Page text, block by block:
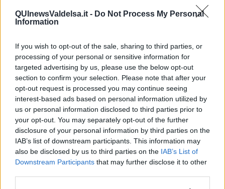
QUInewsValdelsa.it - Do Not Process My Personal
Information
If you wish to opt-out of the sale, sharing to third parties, or
processing of your personal or sensitive information for
targeted advertising by us, please use the below opt-out
section to confirm your selection. Please note that after your
opt-out request is processed you may continue seeing
interest-based ads based on personal information utilized by
us or personal information disclosed to third parties prior to
your opt-out. You may separately opt-out of the further
disclosure of your personal information by third parties on the
IAB’s list of downstream participants. This information may
also be disclosed by us to third parties on the IAB’s List of
Downstream Participants that may further disclose it to other
BARBERINO VAL D'ELSA —I colori del grande jazz firmato Paolo
Fresu nell’esclusiva cornice del castello medievale di Tignano, a
Barberino Val d’Elsa. Nell’ambito della ventottesima edizione del
Tignano Festival, il Chianti che produce musica di respiro
internazionale punta tutto su venerdì 17 con un concerto unico, in
programma domani alle ore 21,30, che mostrerà al pubblico il
grande talento del prestigioso trombettista sardo e del progetto
“Brass Bang!”. La kermesse, promossa dal Comitato culturale
Tignano e dall’Unione comunale del Chianti fiorentino, è una delle
tappe del tour europeo che vede protagonista, accanto al grande
jazzista, il trombettista, compositore e arrangiatore Steven